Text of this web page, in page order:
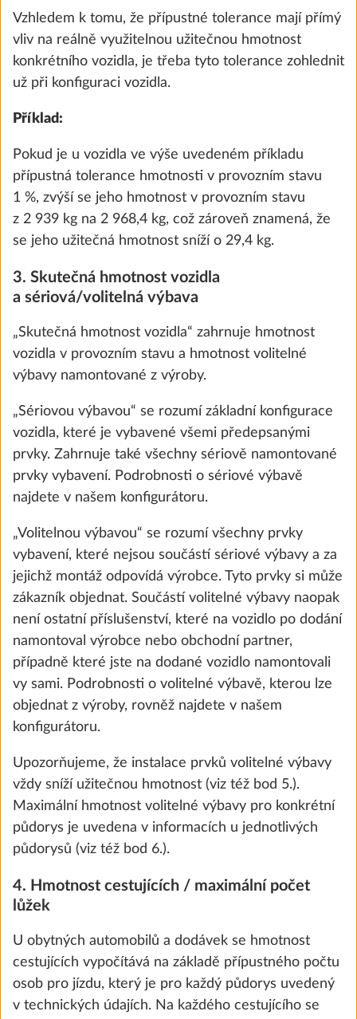
We use cookies to enable you to make the best
possible use of our website and to improve our
communication with you. We take your
preferences into account and process data for
statistics and marketing only if you give us your
consent by clicking on "Accept all". You can
Fahrradträger THULE, für Deichsel, 2
Přidat
KROK 3 Z 8
Čalounění
Nero Sol
Terzo
KROK 4 Z 8
Obytná výbava
Vzhledem k tomu, že přípustné tolerance mají přímý
vliv na reálně využitelnou užitečnou hmotnost
konkrétního vozidla, je třeba tyto tolerance zohlednit
už při konfiguraci vozidla.
Příklad:
Pokud je u vozidla ve výše uvedeném příkladu
přípustná tolerance hmotnosti v provozním stavu
1 %, zvýší se jeho hmotnost v provozním stavu
z 2 939 kg na 2 968,4 kg, což zároveň znamená, že
se jeho užitečná hmotnost sníží o 29,4 kg.
3. Skutečná hmotnost vozidla
a sériová/volitelná výbava
„Skutečná hmotnost vozidla“ zahrnuje hmotnost
vozidla v provozním stavu a hmotnost volitelné
výbavy namontované z výroby.
„Sériovou výbavou“ se rozumí základní konfigurace
vozidla, které je vybavené všemi předepsanými
prvky. Zahrnuje také všechny sériově namontované
prvky vybavení. Podrobnosti o sériové výbavě
najdete v našem konfigurátoru.
„Volitelnou výbavou“ se rozumí všechny prvky
vybavení, které nejsou součástí sériové výbavy a za
jejichž montáž odpovídá výrobce. Tyto prvky si může
zákazník objednat. Součástí volitelné výbavy naopak
není ostatní příslušenství, které na vozidlo po dodání
namontoval výrobce nebo obchodní partner,
případně které jste na dodané vozidlo namontovali
vy sami. Podrobnosti o volitelné výbavě, kterou lze
objednat z výroby, rovněž najdete v našem
konfigurátoru.
Upozorňujeme, že instalace prvků volitelné výbavy
vždy sníží užitečnou hmotnost (viz též bod 5.).
Maximální hmotnost volitelné výbavy pro konkrétní
půdorys je uvedena v informacích u jednotlivých
půdorysů (viz též bod 6.).
4. Hmotnost cestujících / maximální počet
lůžek
U obytných automobilů a dodávek se hmotnost
cestujících vypočítává na základě přípustného počtu
osob pro jízdu, který je pro každý půdorys uvedený
v technických údajích. Na každého cestujícího se